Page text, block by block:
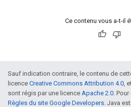
Ce contenu vous a-t-il
Sauf indication contraire, le contenu de
licence Creative Commons Attribution 4.0,
sont régis par une licence Apache 2.0.
Règles du site Google Developers. Java